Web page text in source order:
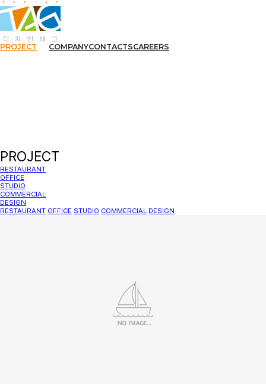
PROJECT COMPANYCONTACTSCAREERS
PROJECT
RESTAURANT
OFFICE
STUDIO
COMMERCIAL
DESIGN
RESTAURANT OFFICE STUDIO COMMERCIAL DESIGN